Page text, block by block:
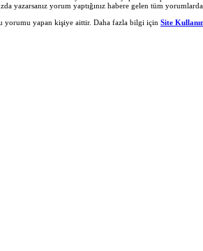
yorum yaptığınız habere gelen tüm yorumlarda
yorumu yapan kişiye aittir. Daha fazla bilgi için Site